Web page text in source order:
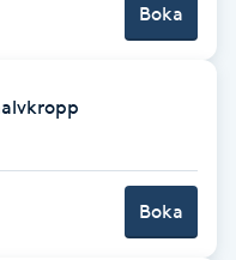
Boka
Boka